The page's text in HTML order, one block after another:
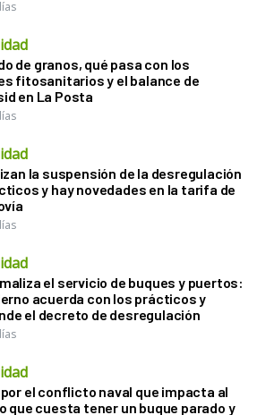
de granos, qué pasa con los
fitosanitarios y el balance de
en La Posta
la suspensión de la desregulación
y hay novedades en la tarifa de
el servicio de buques y puertos:
acuerda con los prácticos y
el decreto de desregulación
el conflicto naval que impacta al
que cuesta tener un buque parado y